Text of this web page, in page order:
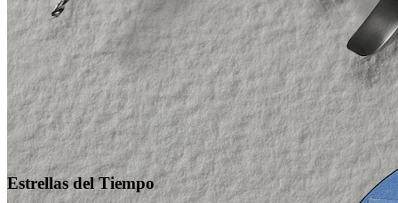
Estrellas del Tiempo